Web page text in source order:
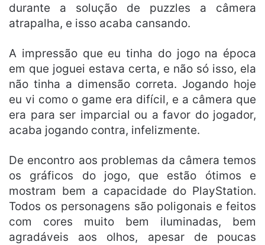
durante a solução de puzzles a câmera
atrapalha, e isso acaba cansando.
A impressão que eu tinha do jogo na época
em que joguei estava certa, e não só isso, ela
não tinha a dimensão correta. Jogando hoje
eu vi como o game era difícil, e a câmera que
era para ser imparcial ou a favor do jogador,
acaba jogando contra, infelizmente.
De encontro aos problemas da câmera temos
os gráficos do jogo, que estão ótimos e
mostram bem a capacidade do PlayStation.
Todos os personagens são poligonais e feitos
com cores muito bem iluminadas, bem
agradáveis aos olhos, apesar de poucas